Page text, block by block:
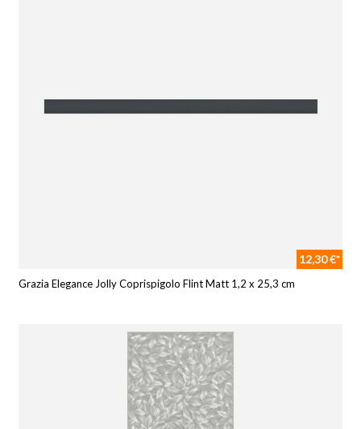
12,30 €*
Grazia Elegance Jolly Coprispigolo Flint Matt 1,2 x 25,3 cm